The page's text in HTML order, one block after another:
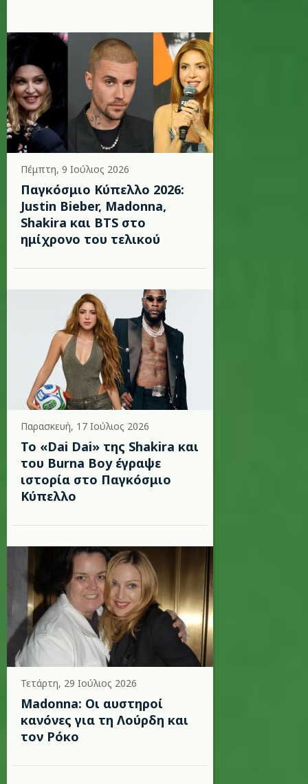
Πέμπτη, 9 Ιούλιος 2026
Παγκόσμιο Κύπελλο 2026:
Justin Bieber, Madonna,
Shakira και BTS στο
ημίχρονο του τελικού
Παρασκευή, 17 Ιούλιος 2026
To «Dai Dai» της Shakira και
του Burna Boy έγραψε
ιστορία στο Παγκόσμιο
Κύπελλο
Τετάρτη, 29 Ιούλιος 2026
Madonna: Οι αυστηροί
κανόνες για τη Λούρδη και
τον Ρόκο